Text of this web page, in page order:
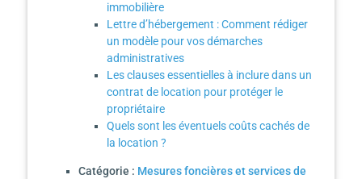
immobilière
Lettre d’hébergement : Comment rédiger
un modèle pour vos démarches
administratives
Les clauses essentielles à inclure dans un
contrat de location pour protéger le
propriétaire
Quels sont les éventuels coûts cachés de
la location ?
Catégorie : Mesures foncières et services de